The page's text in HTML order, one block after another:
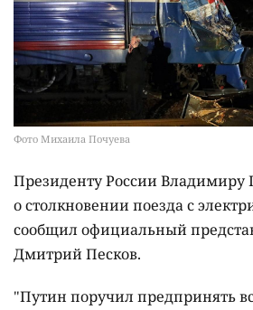
Фото Михаила Почуева
Президенту России
о столкновении поезда с
сообщил официальный
Дмитрий Песков.
"Путин поручил предпринять